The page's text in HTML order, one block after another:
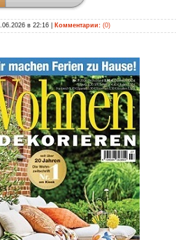
в 22:16 Комментарии: (0)